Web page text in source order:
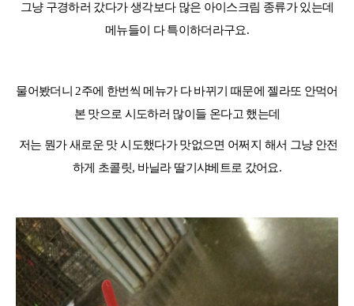
그냥 구경하러 갔다가 생각보다 많은 아이스크림 종류가 있는데
메뉴들이 다 특이하더라구요.
물어봤더니 2주에 한번씩 메뉴가 다 바뀌기 때문에 젤라또 안먹어
본 맛으로 시도하러 많이들 온다고 했는데
저는 뭔가 새로운 맛 시도했다가 맛없으면 어쩌지 해서 그냥 안전
하게 초콜릿, 바닐라 딸기샤베트로 갔어요.